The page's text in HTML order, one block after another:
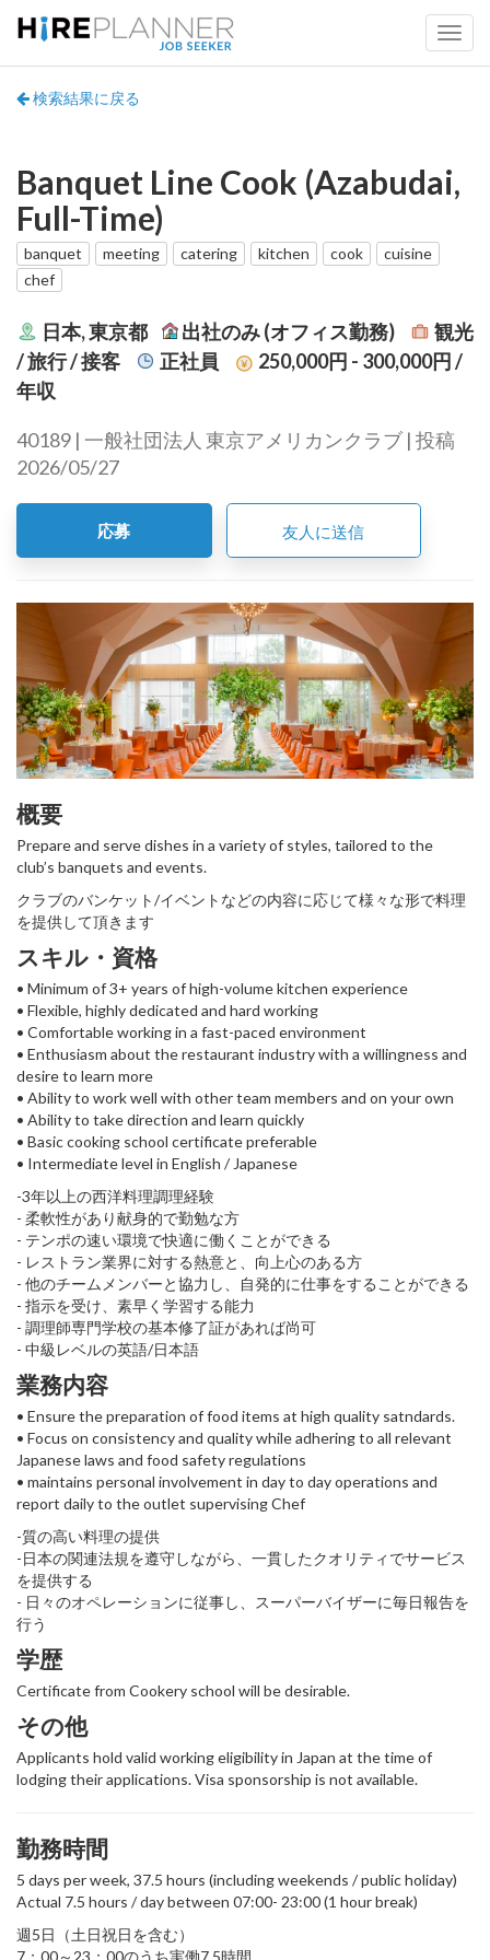
検索結果に戻る
Banquet Line Cook (Azabudai,
Full-Time)
banquet meeting catering kitchen cook
cuisine
chef
日本, 東京都 出社のみ (オフィス勤務)
観光
/ 旅行 / 接客
正社員 250,000円 - 300,000円/
年収
40189 | 一般社団法人 東京アメリカンクラブ | 投稿
2026/05/27
応募 友人に送信
概要
Prepare and serve dishes in a variety of styles, tailored to the
club’s banquets and events.
クラブのバンケット/イベントなどの内容に応じて様々な形で料理
を提供して頂きます
スキル・資格
• Minimum of 3+ years of high-volume kitchen experience
• Flexible, highly dedicated and hard working
• Comfortable working in a fast-paced environment
• Enthusiasm about the restaurant industry with a willingness and
desire to learn more
• Ability to work well with other team members and on your own
• Ability to take direction and learn quickly
• Basic cooking school certificate preferable
• Intermediate level in English / Japanese
-3年以上の西洋料理調理経験
- 柔軟性があり献身的で勤勉な方
- テンポの速い環境で快適に働くことができる
- レストラン業界に対する熱意と、向上心のある方
- 他のチームメンバーと協力し、自発的に仕事をすることができる
- 指示を受け、素早く学習する能力
- 調理師専門学校の基本修了証があれば尚可
- 中級レベルの英語/日本語
業務内容
• Ensure the preparation of food items at high quality satndards.
• Focus on consistency and quality while adhering to all relevant
Japanese laws and food safety regulations
• maintains personal involvement in day to day operations and
report daily to the outlet supervising Chef
-質の高い料理の提供
-日本の関連法規を遵守しながら、一貫したクオリティでサービス
を提供する
- 日々のオペレーションに従事し、スーパーバイザーに毎日報告を
行う
学歴
Certificate from Cookery school will be desirable.
その他
Applicants hold valid working eligibility in Japan at the time of
lodging their applications. Visa sponsorship is not available.
勤務時間
5 days per week, 37.5 hours (including weekends / public holiday)
Actual 7.5 hours / day between 07:00- 23:00 (1 hour break)
週5日（土日祝日を含む）
7：00～23：00のうち実働7.5時間